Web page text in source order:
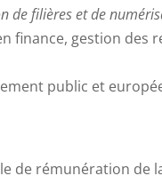
de filières et de
finance, gestion
public et
de rémunération de